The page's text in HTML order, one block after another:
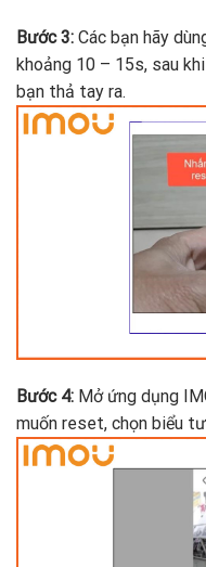
Bước 3: Các bạn hãy
khoảng 10 – 15s, sau
bạn thả tay ra.
Bước 4: Mở ứng dụng
muốn reset, chọn biểu